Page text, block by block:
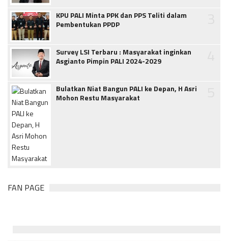
KPU PALI Minta PPK dan PPS Teliti dalam
Pembentukan PPDP
Survey LSI Terbaru : Masyarakat inginkan
Asgianto Pimpin PALI 2024-2029
Bulatkan Niat Bangun PALI ke Depan, H Asri
Mohon Restu Masyarakat
FAN PAGE